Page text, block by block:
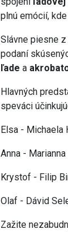
plnú emócií,
Slávne piesne
podaní
ľadea
Hlavných
speváci
Elsa - Michaela
Anna -
Krystof - Filip
Olaf - Dávid
Zažite